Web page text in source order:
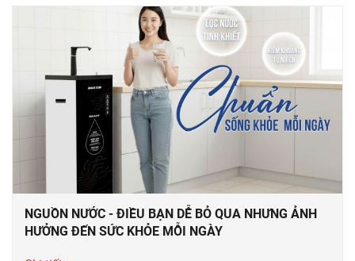
NGUỒN NƯỚC - ĐIỀU BẠN DỄ BỎ QUA NHƯNG ẢNH
HƯỞNG ĐẾN SỨC KHỎE MỖI NGÀY